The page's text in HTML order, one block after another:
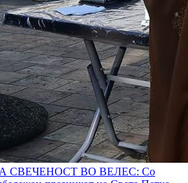
СВЕЧЕНОСТ ВО ВЕЛЕС: Со